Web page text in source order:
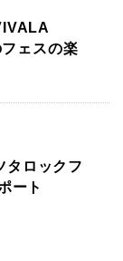
ェスの楽
タロックフ
ート